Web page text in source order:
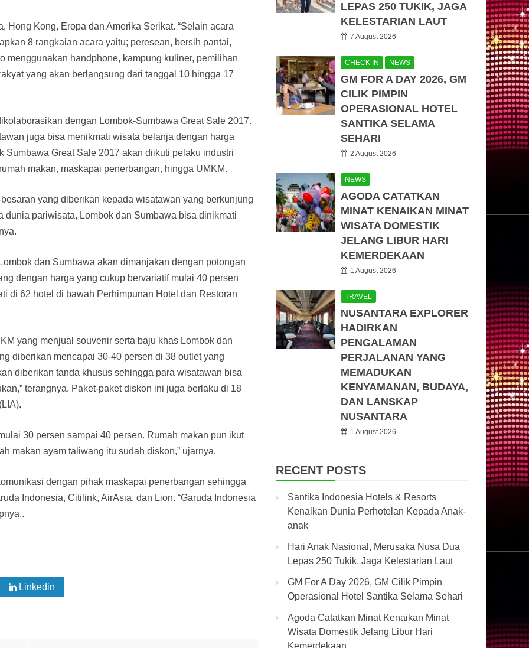
Kong, Eropa dan Amerika Serikat. “Selain acara
8 rangkaian acara yaitu; peresean, bersih pantai,
menggunakan handphone, kampung kuliner, pemilihan
yang akan berlangsung dari tanggal 10 hingga 17
dengan Lombok-Sumbawa Great Sale 2017.
juga bisa menikmati wisata belanja dengan harga
Sumbawa Great Sale 2017 akan diikuti pelaku industri
makan, maskapai penerbangan, hingga UMKM.
yang diberikan kepada wisatawan yang berkunjung
dunia pariwisata, Lombok dan Sumbawa bisa dinikmati
dan Sumbawa akan dimanjakan dengan potongan
dengan harga yang cukup bervariatif mulai 40 persen
di 62 hotel di bawah Perhimpunan Hotel dan Restoran
yang menjual souvenir serta baju khas Lombok dan
diberikan mencapai 30-40 persen di 38 outlet yang
diberikan tanda khusus sehingga para wisatawan bisa
terangnya. Paket-paket diskon ini juga berlaku di 18
30 persen sampai 40 persen. Rumah makan pun ikut
makan ayam taliwang itu sudah diskon,” ujarnya.
dengan pihak maskapai penerbangan sehingga
Indonesia, Citilink, AirAsia, dan Lion. “Garuda Indonesia
Linkedin
LEPAS 250 TUKIK, JAGA
KELESTARIAN LAUT
7 August 2026
CHECK IN NEWS
GM FOR A DAY 2026, GM
CILIK PIMPIN
OPERASIONAL HOTEL
SANTIKA SELAMA
SEHARI
2 August 2026
NEWS
AGODA CATATKAN
MINAT KENAIKAN MINAT
WISATA DOMESTIK
JELANG LIBUR HARI
KEMERDEKAAN
1 August 2026
TRAVEL
NUSANTARA EXPLORER
HADIRKAN
PENGALAMAN
PERJALANAN YANG
MEMADUKAN
KENYAMANAN, BUDAYA,
DAN LANSKAP
NUSANTARA
1 August 2026
RECENT POSTS
Santika Indonesia Hotels & Resorts
Kenalkan Dunia Perhotelan Kepada Anak-
anak
Hari Anak Nasional, Merusaka Nusa Dua
Lepas 250 Tukik, Jaga Kelestarian Laut
GM For A Day 2026, GM Cilik Pimpin
Operasional Hotel Santika Selama Sehari
Agoda Catatkan Minat Kenaikan Minat
Wisata Domestik Jelang Libur Hari